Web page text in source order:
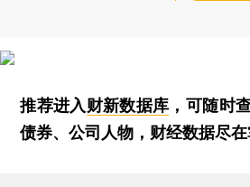
推荐进入财新数据库 ，可随时
债券、公司人物，财经数据尽在